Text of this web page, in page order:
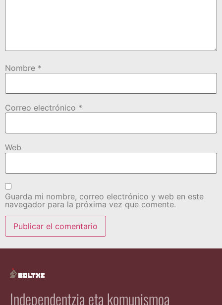
Nombre *
Correo electrónico *
Web
Guarda mi nombre, correo electrónico y web en este
navegador para la próxima vez que comente.
Independentzia eta komunismoa